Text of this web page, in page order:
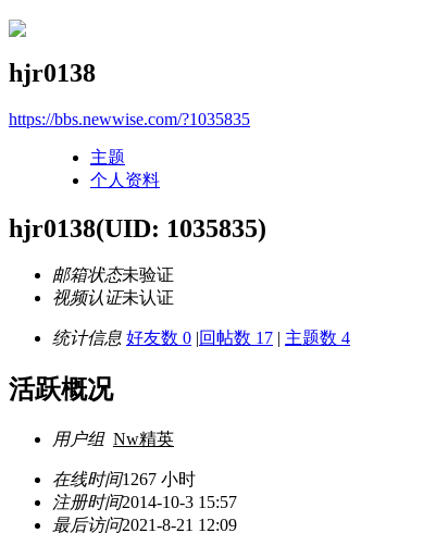
hjr0138
https://bbs.newwise.com/?1035835
主题
个人资料
hjr0138(UID: 1035835)
邮箱状态未验证
视频认证未认证
统计信息 好友数 0 |回帖数 17 | 主题数 4
活跃概况
用户组 Nw精英
在线时间1267 小时
注册时间2014-10-3 15:57
最后访问2021-8-21 12:09